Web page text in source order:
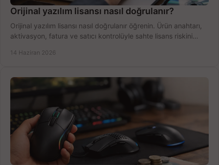
Orijinal yazılım lisansı nasıl doğrulanır?
Orijinal yazılım lisansı nasıl doğrulanır öğrenin. Ürün anahtarı,
aktivasyon, fatura ve satıcı kontrolüyle sahte lisans riskini
14 Haziran 2026